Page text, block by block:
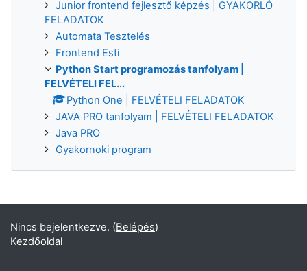
Junior frontend fejlesztő képzés | GYAKORLÓ
FELADATOK
Automata Tesztelés
Frontend Esti
Python Start programozás tanfolyam |
FELVÉTELI FEL...
Python One | FELVÉTELI FELADATOK
JAVA PRO tanfolyam | FELVÉTELI FELADATOK
Java PRO
Gyakornoki program
Nincs bejelentkezve. (Belépés)
Kezdőoldal